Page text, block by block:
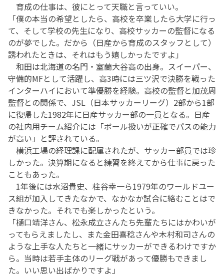
育成の仕事は、彼にとって天職と言っていい。
「僕の本当の希望としたら、高校を卒業したら大学に行っ
て、そして学校の先生になり、高校サッカーの監督になる
のが夢でした。だから（日産から育成のスタッフとして）
誘われたときは、それはもう嬉しかったですよ」
和田は北海道の名門・室蘭大谷高の出身。スイーパー、
守備的MFとして活躍し、高3時には三ツ沢で決勝を戦った
インターハイにおいて準優勝を経験。高校の監督と加茂周
監督との関係で、JSL（日本サッカーリーグ）2部から1部
に復帰した1982年に日産サッカー部の一員となる。日産
の社内用チーム紹介には「ボール扱いが正確でパスの能力
が高い」と評されている。
横浜工場の経理課に配属されたが、サッカー部員では珍
しかった。決算期になると練習を終えてから仕事に戻った
こともあった。
1年後には水沼貴史、柱谷幸一ら1979年のワールドユー
ス組が加入してきたなかで、なかなか試合に絡むことはで
きなかった。それでも楽しかったという。
「樋口靖洋さん、松永成立さんたち先輩たちにはかわいが
ってもらえましたし、また金田喜稔さんや木村和司さんの
ような上手な人たちと一緒にサッカーができるわけですか
ら。当時は若手主体のリーグ戦があって優勝もできまし
た。いい思い出ばかりですよ」